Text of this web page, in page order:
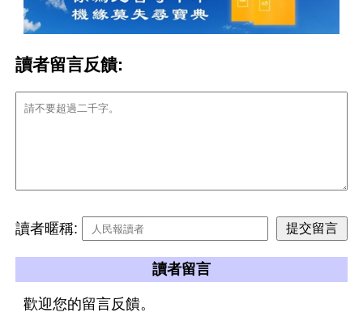
讀者留言反饋:
讀者暱稱:
讀者留言
歡迎您的留言反饋。